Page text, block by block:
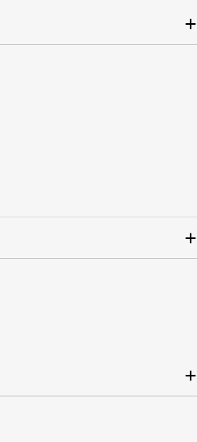
visitare il nuovo
vuote.Bravi contenute